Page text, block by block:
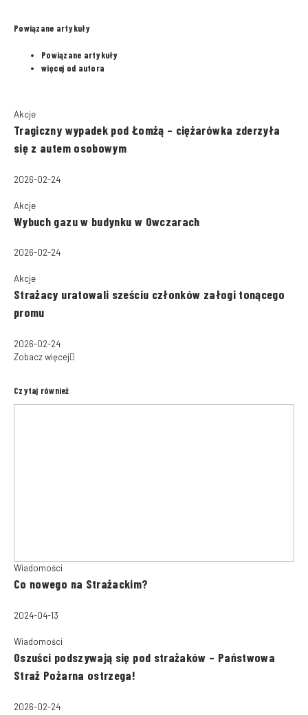
Powiązane artykuły
Powiązane artykuły
więcej od autora
Akcje
Tragiczny wypadek pod Łomżą – ciężarówka zderzyła
się z autem osobowym
2026-02-24
Akcje
Wybuch gazu w budynku w Owczarach
2026-02-24
Akcje
Strażacy uratowali sześciu członków załogi tonącego
promu
2026-02-24
Zobacz więcej
Czytaj również
Wiadomości
Co nowego na Strażackim?
2024-04-13
Wiadomości
Oszuści podszywają się pod strażaków – Państwowa
Straż Pożarna ostrzega!
2026-02-24